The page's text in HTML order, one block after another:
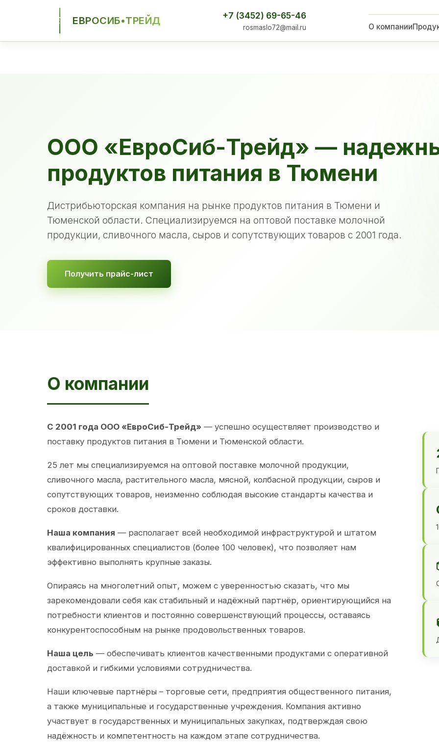
ЕСТ ЕВРОСИБ•ТРЕЙД +7 (3452) 69-65-46
rosmaslo72@mail.ru О компании
ООО «ЕвроСиб-Трейд» —
продуктов питания в Тюмени
Дистрибьюторская компания на рынке продуктов питания в Тюмени и
Тюменской области. Специализируемся на оптовой поставке молочной
продукции, сливочного масла, сыров и сопутствующих товаров с 2001 года.
Получить прайс-лист
О компании
С 2001 года ООО «ЕвроСиб-Трейд» — успешно осуществляет производство и
поставку продуктов питания в Тюмени и Тюменской области.
25 лет мы специализируемся на оптовой поставке молочной продукции,
сливочного масла, растительного масла, мясной, колбасной продукции, сыров и
сопутствующих товаров, неизменно соблюдая высокие стандарты качества и
сроков доставки.
Наша компания — располагает всей необходимой инфраструктурой и штатом
квалифицированных специалистов (более 100 человек), что позволяет нам
эффективно выполнять крупные заказы.
Опираясь на многолетний опыт, можем с уверенностью сказать, что мы
зарекомендовали себя как стабильный и надёжный партнёр, ориентирующийся на
потребности клиентов и постоянно совершенствующий процессы, оставаясь
конкурентоспособным на рынке продовольственных товаров.
Наша цель — обеспечивать клиентов качественными продуктами с оперативной
доставкой и гибкими условиями сотрудничества.
Наши ключевые партнёры – торговые сети, предприятия общественного питания,
а также муниципальные и государственные учреждения. Компания активно
участвует в государственных и муниципальных закупках, подтверждая свою
надёжность и компетентность на каждом этапе сотрудничества.